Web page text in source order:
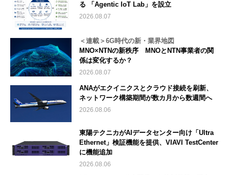
る 「Agentic IoT Lab」を設立
2026.08.07
＜連載＞6G時代の新・業界地図
MNO×NTNの新秩序 MNOとNTN事業者の関
係は変化するか？
2026.08.07
ANAがエクイニクスとクラウド接続を刷新、
ネットワーク構築期間が数カ月から数週間へ
2026.08.06
東陽テクニカがAIデータセンター向け「Ultra
Ethernet」検証機能を提供、VIAVI TestCenter
に機能追加
2026.08.06